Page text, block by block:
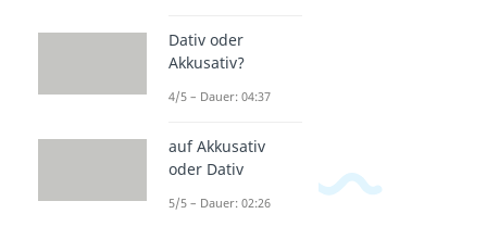
Dativ oder
Akkusativ?
4/5 – Dauer: 04:37
auf Akkusativ
oder Dativ
5/5 – Dauer: 02:26